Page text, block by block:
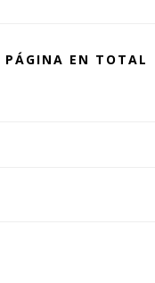
PÁGINA EN TOTAL